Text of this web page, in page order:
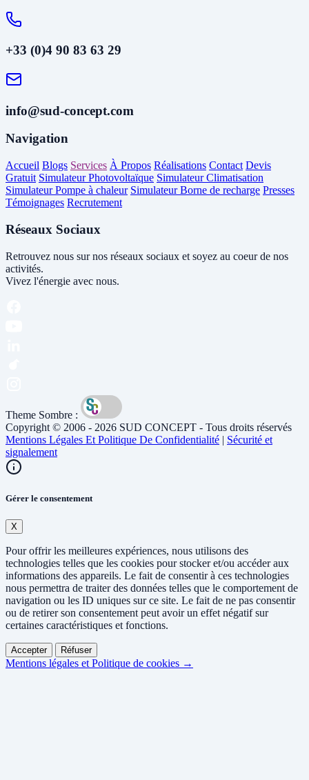
+33 (0)4 90 83 63 29
info@sud-concept.com
Navigation
Accueil Blogs Services À Propos Réalisations Contact Devis
Gratuit Simulateur Photovoltaïque Simulateur Climatisation
Simulateur Pompe à chaleur Simulateur Borne de recharge Presses
Témoignages Recrutement
Réseaux Sociaux
Retrouvez nous sur nos réseaux sociaux et soyez au coeur de nos
activités.
Vivez l'énergie avec nous.
Theme Sombre :
Copyright © 2006 - 2026 SUD CONCEPT - Tous droits réservés
Mentions Légales Et Politique De Confidentialité | Sécurité et
signalement
Gérer le consentement
X
Pour offrir les meilleures expériences, nous utilisons des
technologies telles que les cookies pour stocker et/ou accéder aux
informations des appareils. Le fait de consentir à ces technologies
nous permettra de traiter des données telles que le comportement de
navigation ou les ID uniques sur ce site. Le fait de ne pas consentir
ou de retirer son consentement peut avoir un effet négatif sur
certaines caractéristiques et fonctions.
Accepter Réfuser
Mentions légales et Politique de cookies →